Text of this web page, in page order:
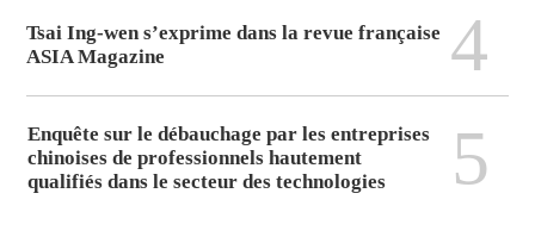
Tsai Ing-wen s’exprime dans la revue française
ASIA Magazine
4
Enquête sur le débauchage par les entreprises
chinoises de professionnels hautement
qualifiés dans le secteur des technologies
5